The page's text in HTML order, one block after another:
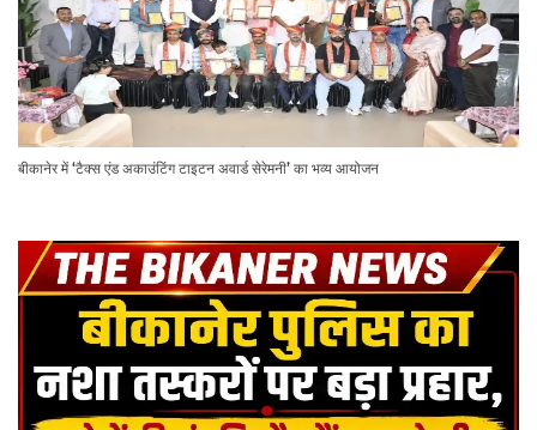
बीकानेर में ‘टैक्स एंड अकाउंटिंग टाइटन अवार्ड सेरेमनी’ का भव्य आयोजन